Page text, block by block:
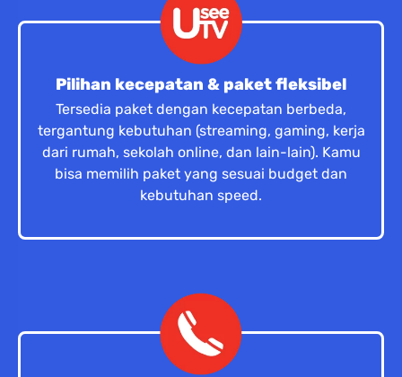
Pilihan kecepatan & paket fleksibel
Tersedia paket dengan kecepatan berbeda,
tergantung kebutuhan (streaming, gaming, kerja
dari rumah, sekolah online, dan lain-lain). Kamu
bisa memilih paket yang sesuai budget dan
kebutuhan speed.